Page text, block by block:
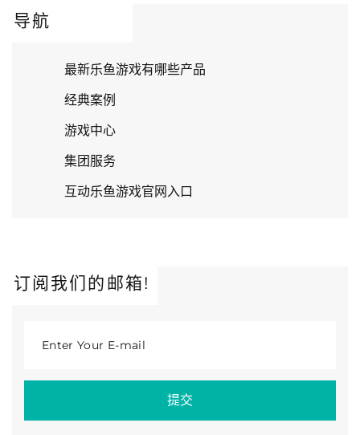
导航
最新乐鱼游戏有哪些产品
经典案例
游戏中心
集团服务
互动乐鱼游戏官网入口
订阅我们的邮箱!
Enter Your E-mail
提交